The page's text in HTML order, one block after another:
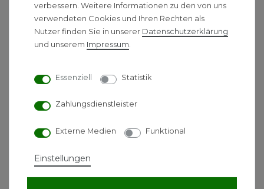
Pumpen)
Vorlauftemperaturen testen und
schrittweise reduzieren
Regelungpassend einstellen (weniger
hier:Wärmepumpe Kosten – Überblick
verbessern. Weitere Informationen zu den von uns
verwendeten Cookies und Ihren Rechten als
Nutzer finden Sie in unserer Daten­schutz­erklärung
und unserem Impressum
Essenziell Statistik
Zahlungsdienstleister
Externe Medien Funktional
Einstellungen